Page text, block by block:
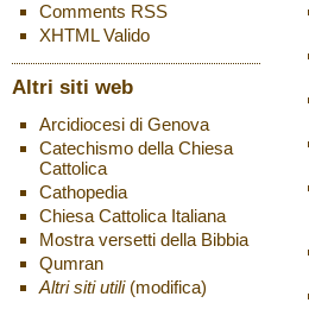
Comments RSS
XHTMLValido
Altri siti web
Arcidiocesi di Genova
Catechismo della Chiesa
Cattolica
Cathopedia
Chiesa Cattolica Italiana
Mostra versetti della Bibbia
Qumran
Altri siti utili (modifica)